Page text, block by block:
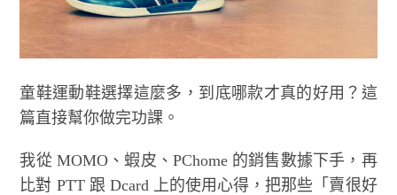
童鞋運動鞋選擇這麼多，到底哪款才真的好用？這
篇直接幫你做完功課。
我從 MOMO、蝦皮、PChome 的銷售數據下手，再
比對 PTT 跟 Dcard 上的使用心得，把那些「賣很好